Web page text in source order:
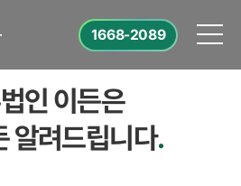
1668-2089
인 이든은
알려드립니다.